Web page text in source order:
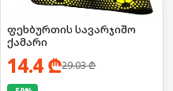
ფეხბურთის სავარჯიშო
ქამარი
14.4₾29.03₾